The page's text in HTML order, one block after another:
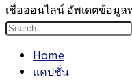
เชื่อออนไลน์ อัพเดตข้อมู
Home
แคปชั่น